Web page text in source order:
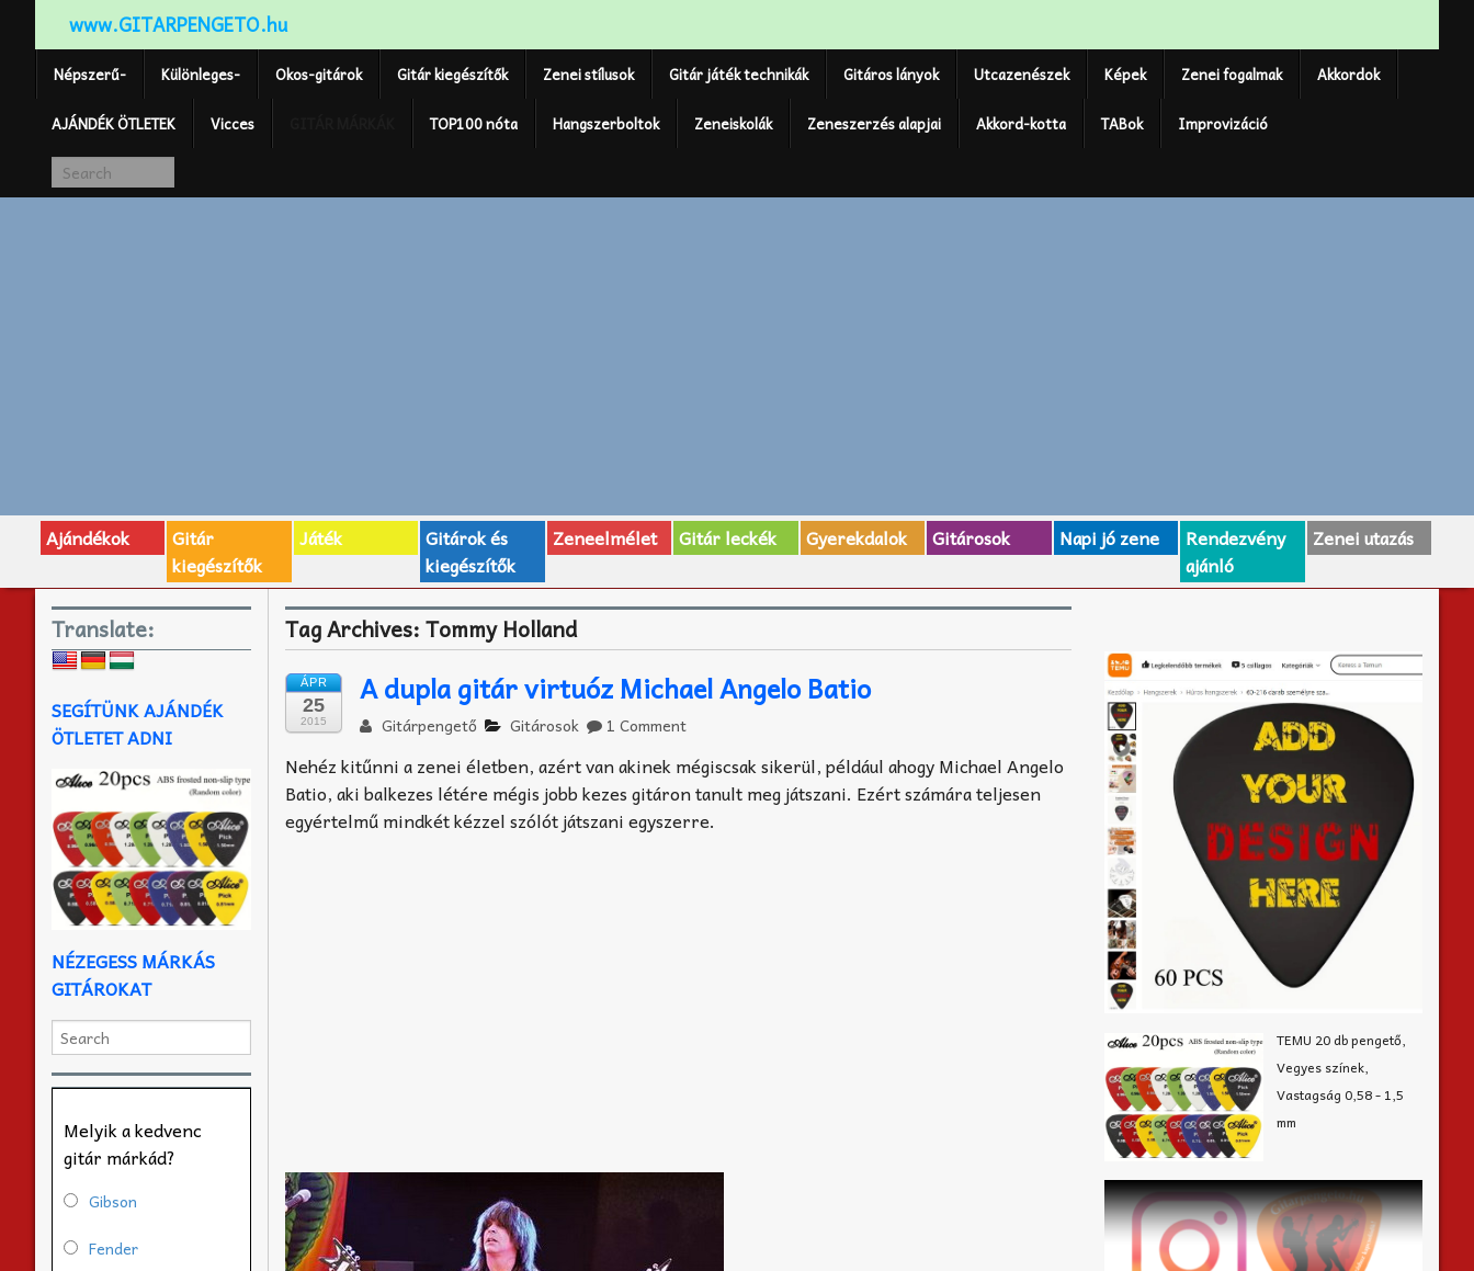
www.GITARPENGETO.hu
Népszerű- Különleges- Okos-gitárok Gitár kiegészítők Zenei stílusok Gitár játék technikák Gitáros lányok Utcazenészek Képek Zenei fogalmak Akkordok
AJÁNDÉK ÖTLETEK Vicces TOP100 nóta Hangszerboltok Zeneiskolák Zeneszerzés alapjai Akkord-kotta TABok Improvizáció
Ajándékok
Gitár
kiegészítők
Játék
Gitárok és
kiegészítők
Zeneelmélet Gitár leckék Gyerekdalok Gitárosok Napi jó zene
Rendezvény
ajánló
Zenei utazás
Tag Archives:Tommy Holland
ÁPR
25
2015
A dupla gitár virtuóz Michael Angelo Batio
Gitárpengető Gitárosok 1 Comment
Nehéz kitűnni a zenei életben, azért van akinek mégiscsak sikerül, például ahogy Michael Angelo
Batio, aki balkezes létére mégis jobb kezes gitáron tanult meg játszani. Ezért számára teljesen
egyértelmű mindkét kézzel szólót játszani egyszerre.
Translate:
SEGÍTÜNK AJÁNDÉK
ÖTLETET ADNI
NÉZEGESS MÁRKÁS
GITÁROKAT
Melyik a kedvenc
gitár márkád?
Gibson
Fender
TEMU 20 db pengető,
Vegyes színek,
Vastagság 0,58 - 1,5
mm